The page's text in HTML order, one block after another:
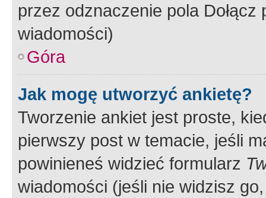
przez odznaczenie pola
wiadomości)
Góra
Jak mogę utworzyć ankietę?
Tworzenie ankiet jest proste,
pierwszy post w temacie, jeśli
powinieneś widzieć formularz
wiadomości (jeśli nie widzisz